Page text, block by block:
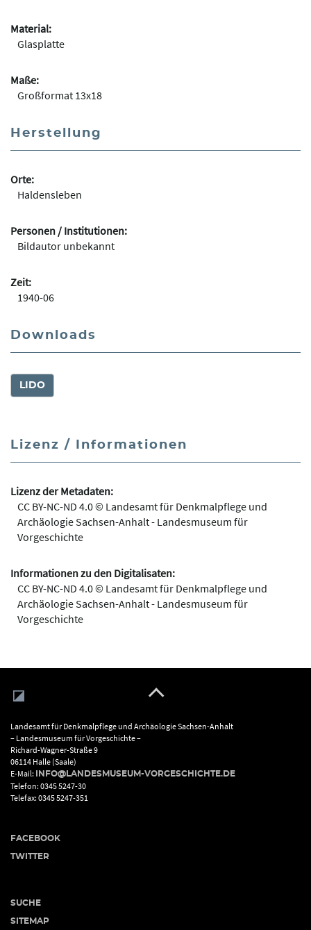
Material:
Glasplatte
Maße:
Großformat 13x18
Herstellung
Orte:
Haldensleben
Personen / Institutionen:
Bildautor unbekannt
Zeit:
1940-06
Downloads
LIDO
Lizenz / Informationen
Lizenz der Metadaten:
CC BY-NC-ND 4.0 © Landesamt für Denkmalpflege und
Archäologie Sachsen-Anhalt - Landesmuseum für
Vorgeschichte
Informationen zu den Digitalisaten:
CC BY-NC-ND 4.0 © Landesamt für Denkmalpflege und
Archäologie Sachsen-Anhalt - Landesmuseum für
Vorgeschichte
Landesamt für Denkmalpflege und Archäologie Sachsen-Anhalt
– Landesmuseum für Vorgeschichte –
Richard-Wagner-Straße 9
06114 Halle (Saale)
E-Mail:
INFO@LANDESMUSEUM-VORGESCHICHTE.DE
Telefon: 0345 5247-30
Telefax: 0345 5247-351
FACEBOOK
TWITTER
SUCHE
SITEMAP